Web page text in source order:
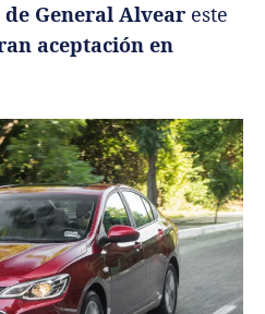
General Alvear este
aceptación en